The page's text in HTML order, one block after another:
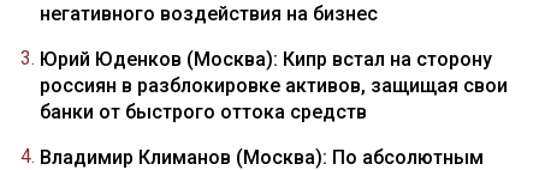
негативного воздействия на бизнес
Юрий Юденков (Москва): Кипр встал на сторону
россиян в разблокировке активов, защищая свои
банки от быстрого оттока средств
Владимир Климанов (Москва): По абсолютным